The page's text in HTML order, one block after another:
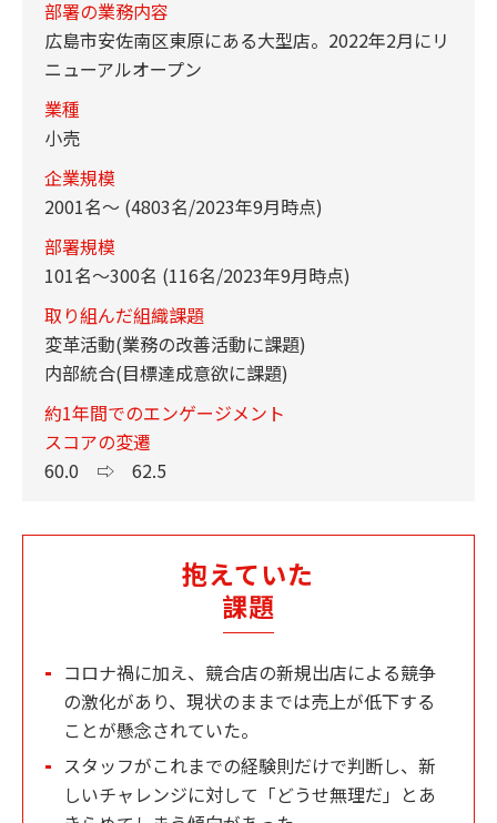
部署の業務内容
広島市安佐南区東原にある大型店。2022年2月にリ
ニューアルオープン
業種
小売
企業規模
2001名～ (4803名/2023年9月時点)
部署規模
101名～300名 (116名/2023年9月時点)
取り組んだ組織課題
変革活動(業務の改善活動に課題)
内部統合(目標達成意欲に課題)
約1年間でのエンゲージメント
スコアの変遷
60.0 ⇨ 62.5
抱えていた
課題
コロナ禍に加え、競合店の新規出店による競争
の激化があり、現状のままでは売上が低下する
ことが懸念されていた。
スタッフがこれまでの経験則だけで判断し、新
しいチャレンジに対して「どうせ無理だ」とあ